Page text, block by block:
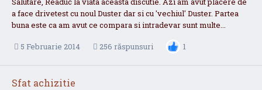
a face drivetest cu noul Duster dar si cu 'vechiul' Duster. Partea
buna este ca am avut ce compara si intradevar sunt multe...
5 Februarie 2014 256 răspunsuri 1
Sfat achizitie